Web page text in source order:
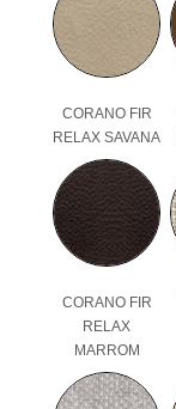
CORANO FIR
RELAX SAVANA
CORANO FIR
RELAX
MARROM